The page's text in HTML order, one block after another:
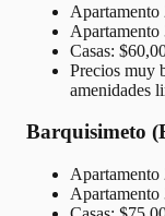
Casas:
Precios muy
amenidades
Barquisimeto